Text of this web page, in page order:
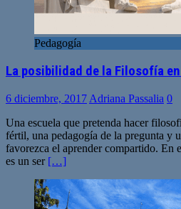
Pedagogía
La posibilidad de la Filosofía
6 diciembre, 2017 Adriana Passalia 0
Una escuela que pretenda hacer
fértil, una pedagogía de la pregunta y
favorezca el aprender compartido. En
es un ser […]